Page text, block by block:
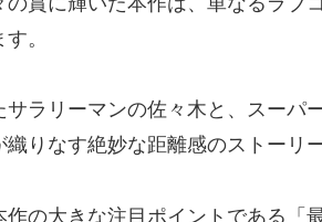
。
サラリーマンの佐々木と、スー
織りなす絶妙な距離感のストー
作の大きな注目ポイントである「